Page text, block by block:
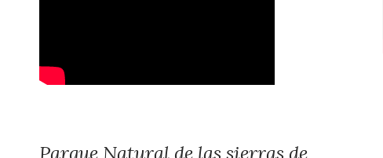
Parque Natural de las sierras de